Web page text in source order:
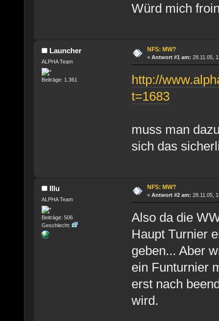
Würd mich
Launcher
ALPHA Team
Beiträge: 1.361
NFS: MW?
« Antwort #1 am: 28.11.05,
http://
t=1683
muss man
sich das
Illu
ALPHA Team
Beiträge: 506
Geschlecht:
NFS: MW?
« Antwort #2 am: 28.11.05,
Also da die
Haupt Turnier
geben... Aber
ein Funturnier
erst nach
wird.